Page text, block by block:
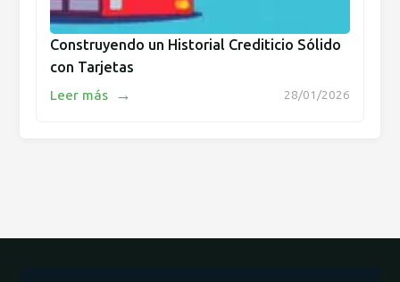
Construyendo un Historial Crediticio Sólido
con Tarjetas
28/01/2026
Leer más →